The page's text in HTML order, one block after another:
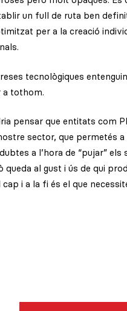
un full de ruta ben
per a la creació
tecnològiques
a tothom.
pensar que entitats com
sector, que permetés
a l’hora de “pujar”
al gust i ús de qui
i a la fi és el que